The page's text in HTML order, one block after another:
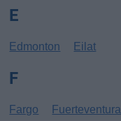
E
Edmonton Eilat
F
Fargo Fuerteventura